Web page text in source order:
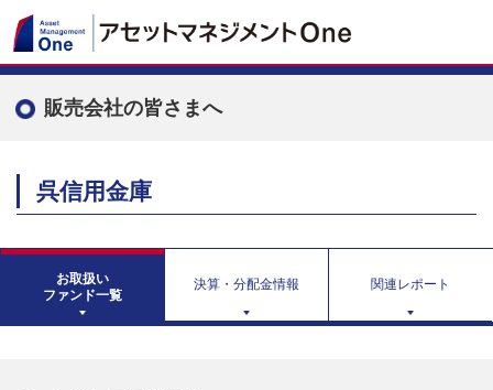
販売会社の皆さまへ
呉信用金庫
お取扱い
ファンド一覧
決算・分配金情報 関連レポート